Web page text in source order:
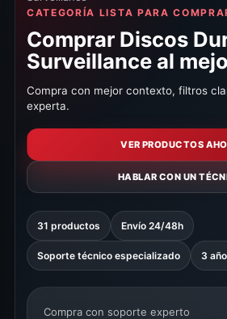
CATEGORÍA LISTA PARA
Comprar Discos
Surveillance al
Compra con mejor contexto, filtros
experta.
VER PRODUCTOS
HABLAR CON UN
31 productos Envío 24/48h
Soporte técnico especializado 3
Compra con soporte experto